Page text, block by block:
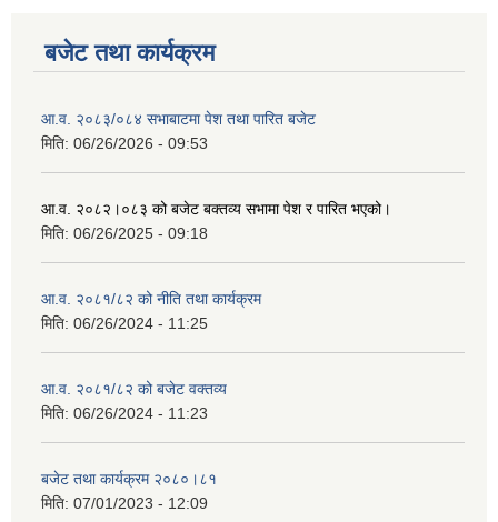
बजेट तथा कार्यक्रम
आ.व. २०८३/०८४ सभाबाटमा पेश तथा पारित बजेट
मिति: 06/26/2026 - 09:53
आ‍.व. २०८२।०८३ को बजेट बक्तव्य सभामा पेश र पारित भएको।
मिति: 06/26/2025 - 09:18
आ.व. २०८१/८२ को नीति तथा कार्यक्रम
मिति: 06/26/2024 - 11:25
आ.व. २०८१/८२ को बजेट वक्तव्य
मिति: 06/26/2024 - 11:23
बजेट तथा कार्यक्रम २०८०।८१
मिति: 07/01/2023 - 12:09